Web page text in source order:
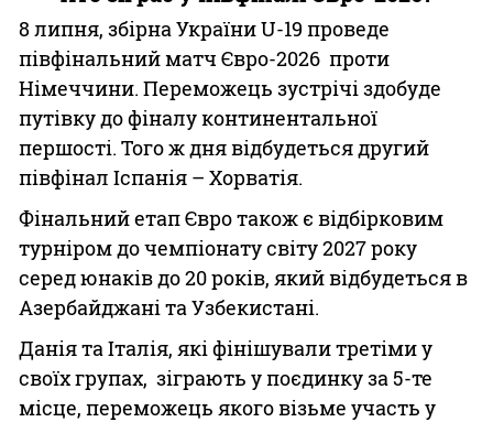
8 липня, збірна України U-19 проведе
півфінальний матч Євро-2026 проти
Німеччини. Переможець зустрічі здобуде
путівку до фіналу континентальної
першості. Того ж дня відбудеться другий
півфінал Іспанія – Хорватія.
Фінальний етап Євро також є відбірковим
турніром до чемпіонату світу 2027 року
серед юнаків до 20 років, який відбудеться в
Азербайджані та Узбекистані.
Данія та Італія, які фінішували третіми у
своїх групах, зіграють у поєдинку за 5-те
місце, переможець якого візьме участь у